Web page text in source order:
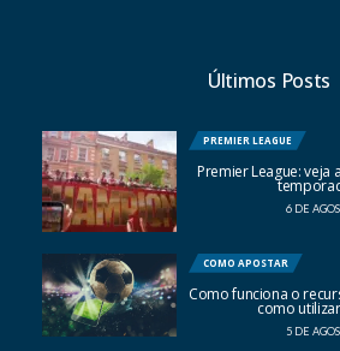
Últimos Posts
PREMIER LEAGUE
Premier League: veja
6 DE
COMO APOSTAR
Como funciona o
como
5 DE